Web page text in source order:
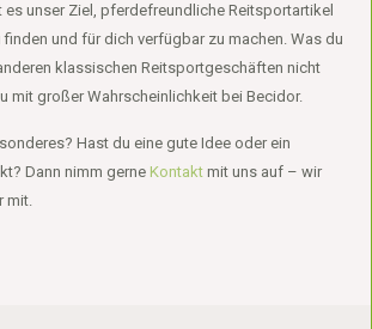
es unser Ziel, pferdefreundliche Reitsportartikel
und für dich verfügbar zu machen. Was du
klassischen Reitsportgeschäften nicht
mit großer Wahrscheinlichkeit bei Becidor.
Hast du eine gute Idee oder ein
Dann nimm gerne Kontakt mit uns auf – wir
mit.